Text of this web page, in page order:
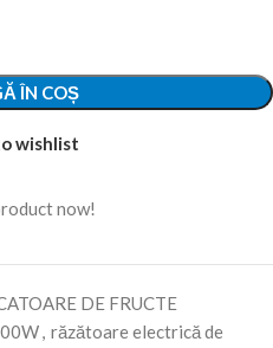
ÎN COȘ
wishlist
now!
DE FRUCTE
, răzătoare electrică de